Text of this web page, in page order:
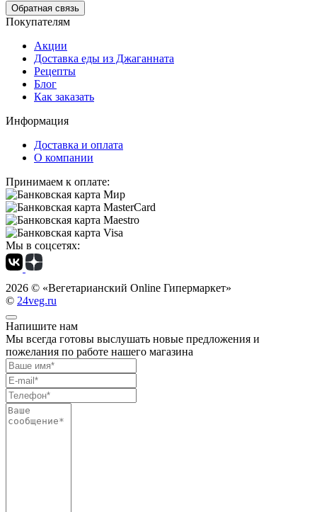
Обратная связь
Покупателям
Акции
Доставка еды из Джаганната
Рецепты
Блог
Как заказать
Информация
Доставка и оплата
О компании
Принимаем к оплате:
Мы в соцсетях:
2026 © «Вегетарианский Online Гипермаркет»
© 24veg.ru
Напишите нам
Мы всегда готовы выслушать новые предложения и
пожелания по работе нашего магазина